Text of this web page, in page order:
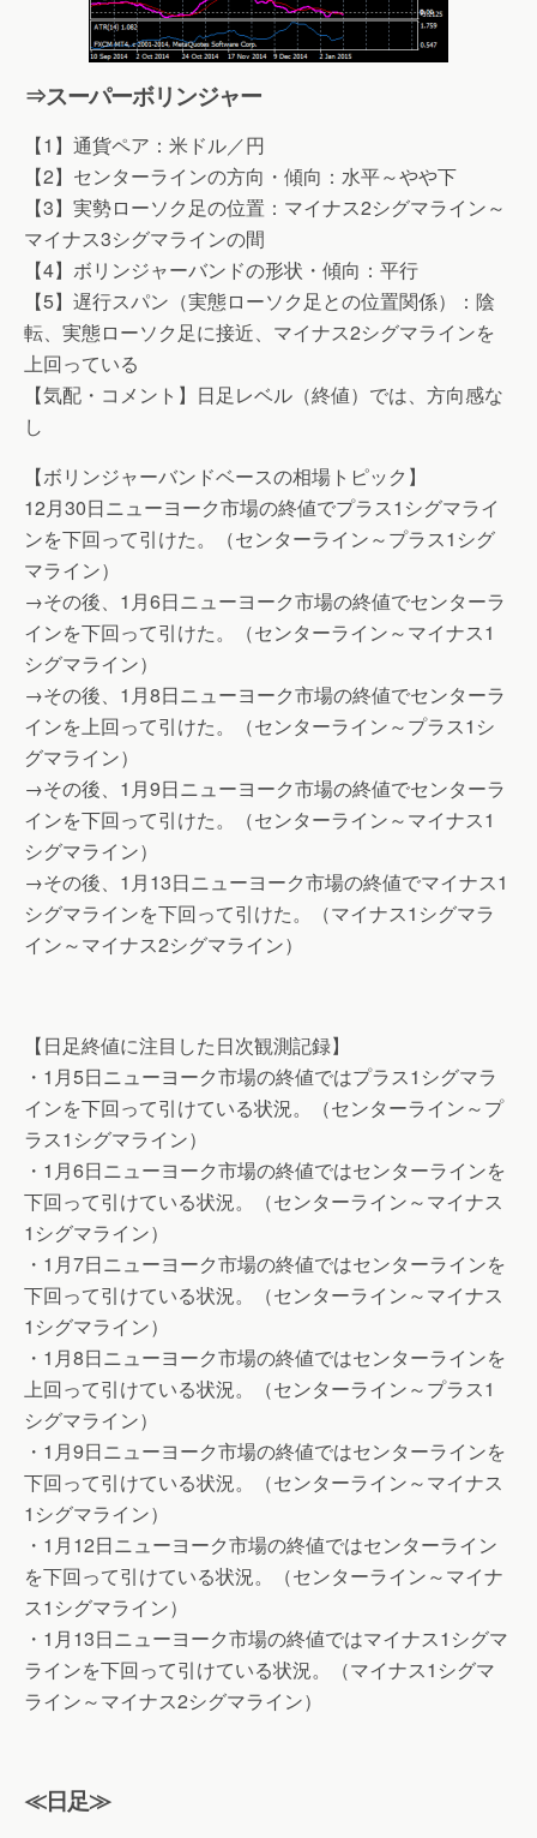
⇒スーパーボリンジャー
【1】通貨ペア：米ドル／円
【2】センターラインの方向・傾向：水平～やや下
【3】実勢ローソク足の位置：マイナス2シグマライン～
マイナス3シグマラインの間
【4】ボリンジャーバンドの形状・傾向：平行
【5】遅行スパン（実態ローソク足との位置関係）：陰
転、実態ローソク足に接近、マイナス2シグマラインを
上回っている
【気配・コメント】日足レベル（終値）では、方向感な
し
【ボリンジャーバンドベースの相場トピック】
12月30日ニューヨーク市場の終値でプラス1シグマライ
ンを下回って引けた。（センターライン～プラス1シグ
マライン）
→その後、1月6日ニューヨーク市場の終値でセンターラ
インを下回って引けた。（センターライン～マイナス1
シグマライン）
→その後、1月8日ニューヨーク市場の終値でセンターラ
インを上回って引けた。（センターライン～プラス1シ
グマライン）
→その後、1月9日ニューヨーク市場の終値でセンターラ
インを下回って引けた。（センターライン～マイナス1
シグマライン）
→その後、1月13日ニューヨーク市場の終値でマイナス1
シグマラインを下回って引けた。（マイナス1シグマラ
イン～マイナス2シグマライン）
【日足終値に注目した日次観測記録】
・1月5日ニューヨーク市場の終値ではプラス1シグマラ
インを下回って引けている状況。（センターライン～プ
ラス1シグマライン）
・1月6日ニューヨーク市場の終値ではセンターラインを
下回って引けている状況。（センターライン～マイナス
1シグマライン）
・1月7日ニューヨーク市場の終値ではセンターラインを
下回って引けている状況。（センターライン～マイナス
1シグマライン）
・1月8日ニューヨーク市場の終値ではセンターラインを
上回って引けている状況。（センターライン～プラス1
シグマライン）
・1月9日ニューヨーク市場の終値ではセンターラインを
下回って引けている状況。（センターライン～マイナス
1シグマライン）
・1月12日ニューヨーク市場の終値ではセンターライン
を下回って引けている状況。（センターライン～マイナ
ス1シグマライン）
・1月13日ニューヨーク市場の終値ではマイナス1シグマ
ラインを下回って引けている状況。（マイナス1シグマ
ライン～マイナス2シグマライン）
≪日足≫